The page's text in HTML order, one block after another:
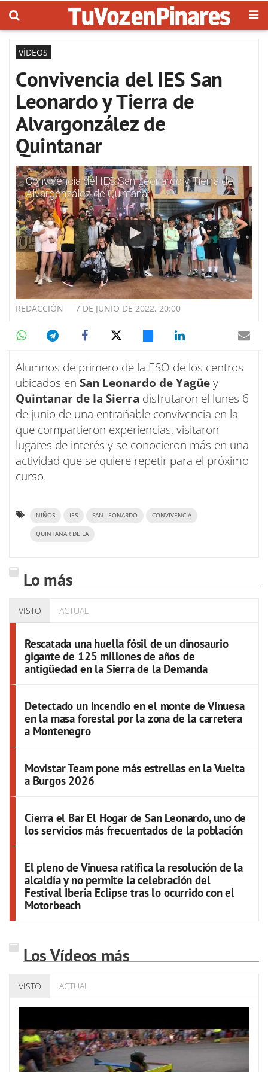
VÍDEOS
Convivencia del IES San
Leonardo y Tierra de
Alvargonzález de
Quintanar
Convivencia del IES San Leonardo y Tierra de
Alvargonzález de Quintanar
7 DE JUNIO DE 2022, 20:00
REDACCIÓN
Alumnos de primero de la ESO de los centros
ubicados en San Leonardo de Yagüey
Quintanar de la Sierra disfrutaron el lunes 6
de junio de una entrañable convivencia en la
que compartieron experiencias, visitaron
lugares de interés y se conocieron más en una
actividad que se quiere repetir para el próximo
curso.
NIÑOS IES SAN LEONARDO CONVIVENCIA
QUINTANAR DE LA
Lo más
VISTO ACTUAL
Rescatada una huella fósil de un dinosaurio
gigante de 125 millones de años de
antigüedad en la Sierra de la Demanda
Detectado un incendio en el monte de Vinuesa
en la masa forestal por la zona de la carretera
a Montenegro
Movistar Team pone más estrellas en la Vuelta
a Burgos 2026
Cierra el Bar El Hogar de San Leonardo, uno de
los servicios más frecuentados de la población
El pleno de Vinuesa ratifica la resolución de la
alcaldía y no permite la celebración del
Festival Iberia Eclipse tras lo ocurrido con el
Motorbeach
Los Vídeos más
VISTO ACTUAL